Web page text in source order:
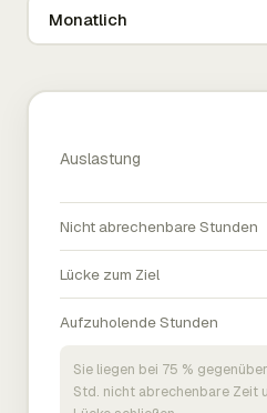
Auslastung
Nicht abrechenbare Stunden
Lücke zum Ziel
Aufzuholende Stunden
Sie liegen bei 75 %
Std. nicht abrechenbare Zeit